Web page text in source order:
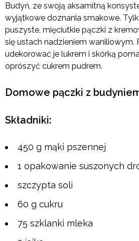
Budyń, ze swoją aksamitną
wyjątkowe doznania smakowe.
puszyste, mięciutkie pączki z
się ustach nadzieniem waniliowym.
udekorować je lukrem i skórką
oprószyć cukrem pudrem.
Domowe pączki z
Składniki:
450 g mąki pszennej
1 opakowanie suszonych
szczypta soli
60 g cukru
75 szklanki mleka